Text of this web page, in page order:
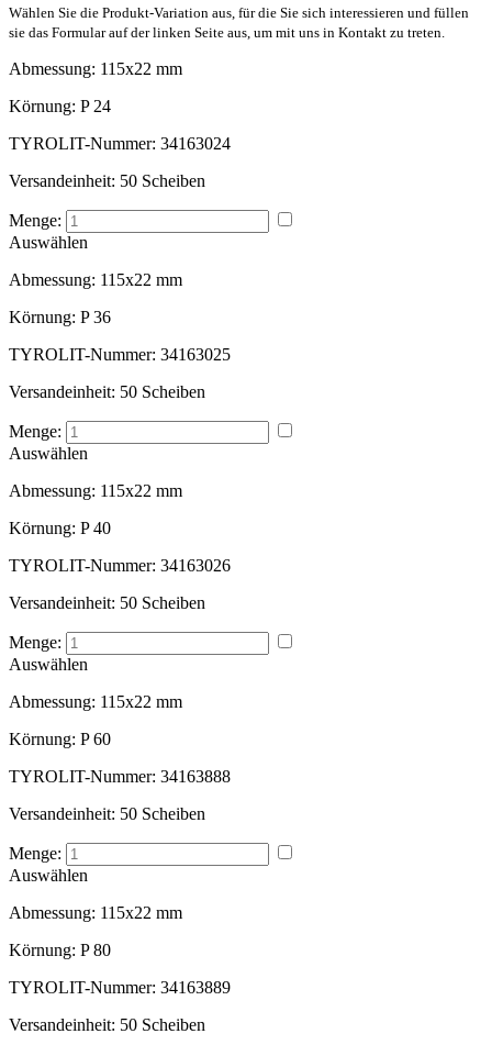
Wählen Sie die Produkt-Variation aus, für die Sie sich interessieren und füllen
sie das Formular auf der linken Seite aus, um mit uns in Kontakt zu treten.
Abmessung: 115x22 mm
Körnung: P 24
TYROLIT-Nummer: 34163024
Versandeinheit: 50 Scheiben
Menge:
Auswählen
Abmessung: 115x22 mm
Körnung: P 36
TYROLIT-Nummer: 34163025
Versandeinheit: 50 Scheiben
Menge:
Auswählen
Abmessung: 115x22 mm
Körnung: P 40
TYROLIT-Nummer: 34163026
Versandeinheit: 50 Scheiben
Menge:
Auswählen
Abmessung: 115x22 mm
Körnung: P 60
TYROLIT-Nummer: 34163888
Versandeinheit: 50 Scheiben
Menge:
Auswählen
Abmessung: 115x22 mm
Körnung: P 80
TYROLIT-Nummer: 34163889
Versandeinheit: 50 Scheiben